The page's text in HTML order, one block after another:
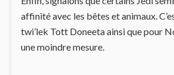
affinité avec les bêtes et animaux.
twi’lek Tott Doneeta ainsi que pour
une moindre mesure.